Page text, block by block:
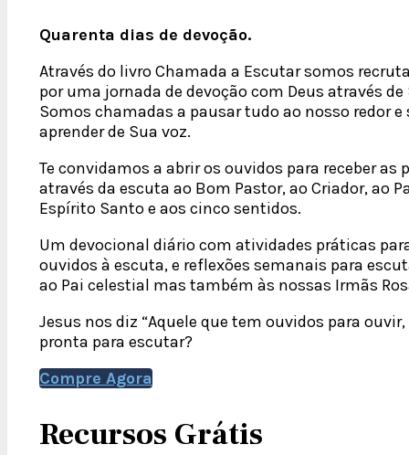
Quarenta dias de devoção.
Através do livro Chamada a Escutar somos
por uma jornada de devoção com Deus através de
Somos chamadas a pausar tudo ao nosso redor e
aprender de Sua voz.
Te convidamos a abrir os ouvidos para receber as
através da escuta ao Bom Pastor, ao Criador, ao
Espírito Santo e aos cinco sentidos.
Um devocional diário com atividades práticas
ouvidos à escuta, e reflexões semanais para
ao Pai celestial mas também às nossas Irmãs
Jesus nos diz “Aquele que tem ouvidos para
pronta para escutar?
Compre Agora
Recursos Grátis